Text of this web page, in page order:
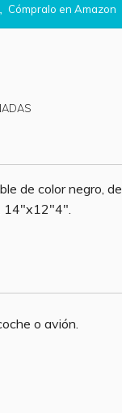
Cómpralo en Amazon
de color negro, de
14"x12"4".
o avión.